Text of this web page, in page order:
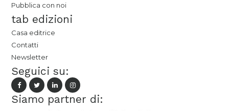
Pubblica con noi
tab edizioni
Casa editrice
Contatti
Newsletter
Seguici su:
Siamo partner di: